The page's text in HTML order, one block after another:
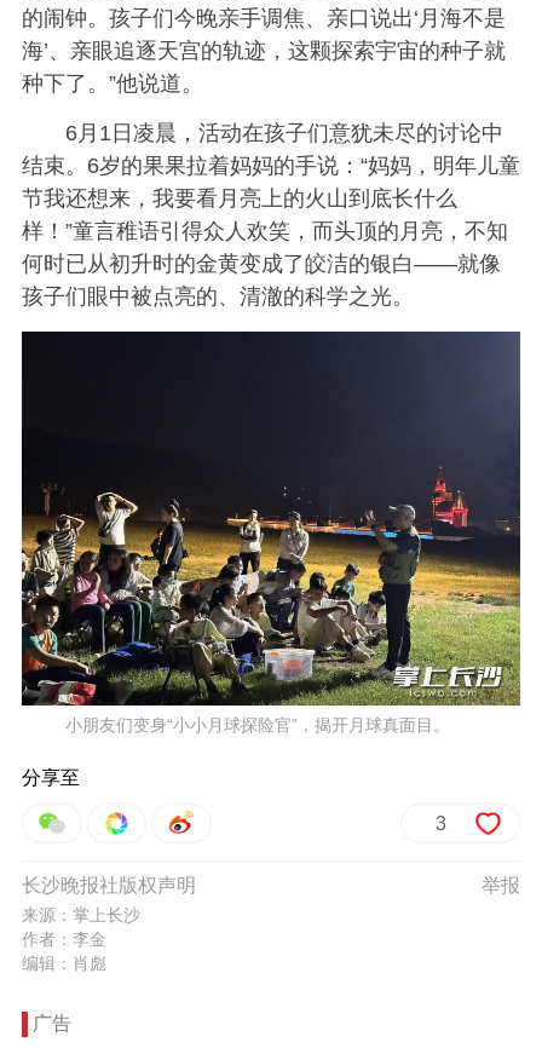
的闹钟。孩子们今晚亲手调焦、亲口说出‘月海不是
海’、亲眼追逐天宫的轨迹，这颗探索宇宙的种子就
种下了。”他说道。
6月1日凌晨，活动在孩子们意犹未尽的讨论中
结束。6岁的果果拉着妈妈的手说：“妈妈，明年儿童
节我还想来，我要看月亮上的火山到底长什么
样！”童言稚语引得众人欢笑，而头顶的月亮，不知
何时已从初升时的金黄变成了皎洁的银白——就像
孩子们眼中被点亮的、清澈的科学之光。
小朋友们变身“小小月球探险官”，揭开月球真面目。
分享至
3
举报
长沙晚报社版权声明
来源：掌上长沙
作者：李金
编辑：肖彪
广告